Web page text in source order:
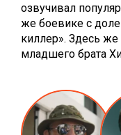
озвучивал
же боевике с
киллер». Здесь же
младшего брата